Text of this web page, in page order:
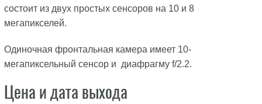
состоит из двух простых сенсоров на 10 и 8
мегапикселей.
Одиночная фронтальная камера имеет 10-
мегапиксельный сенсор и диафрагму f/2.2.
Цена и дата выхода